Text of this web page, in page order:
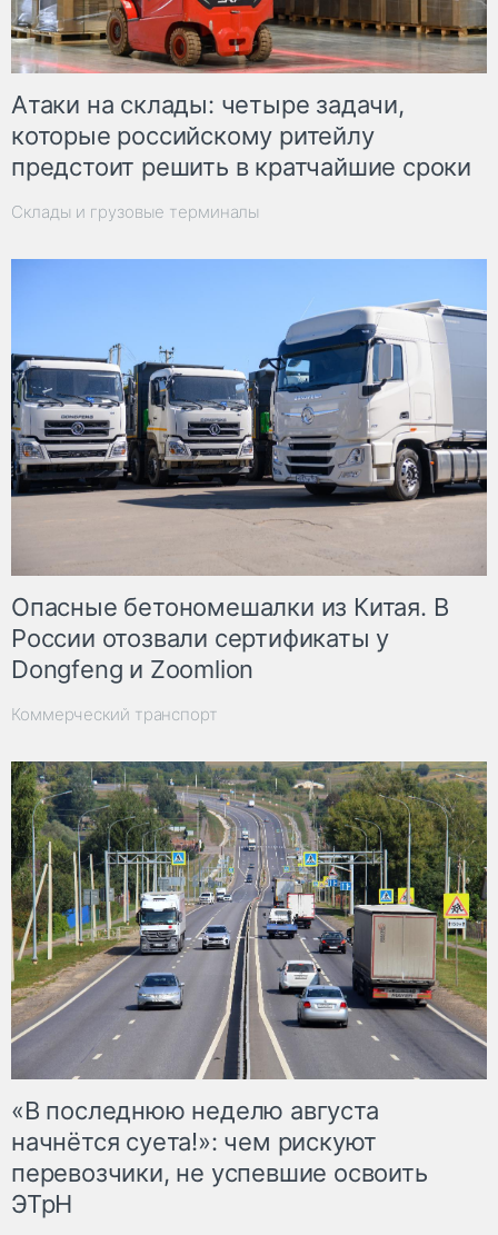
Атаки на склады: четыре задачи,
которые российскому ритейлу
предстоит решить в кратчайшие сроки
Склады и грузовые терминалы
Опасные бетономешалки из Китая. В
России отозвали сертификаты у
Dongfeng и Zoomlion
Коммерческий транспорт
«В последнюю неделю августа
начнётся суета!»: чем рискуют
перевозчики, не успевшие освоить
ЭТрН